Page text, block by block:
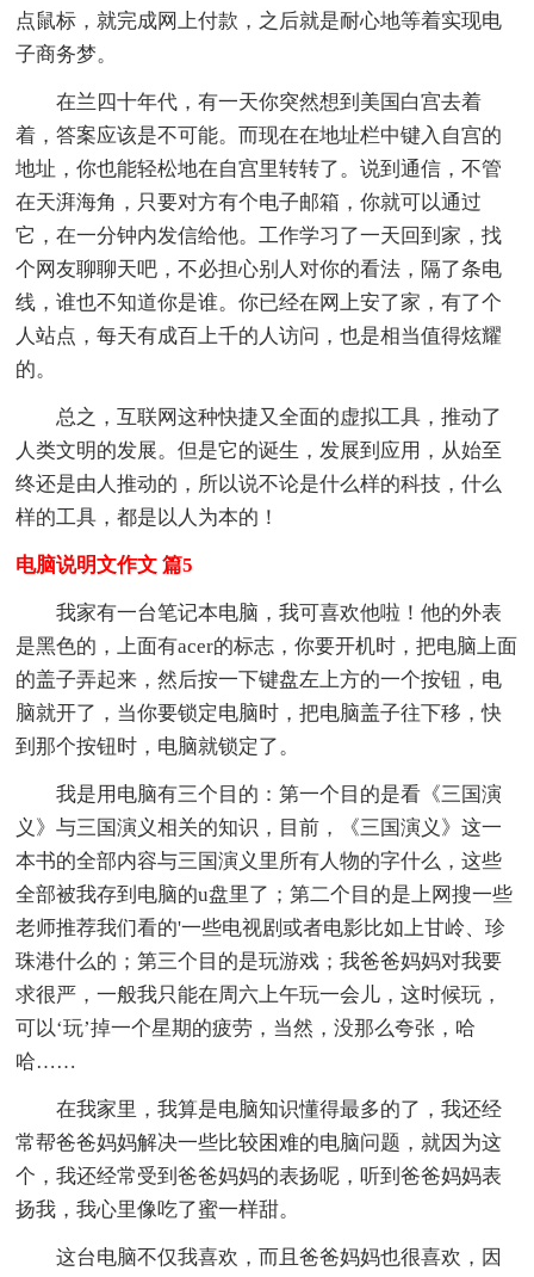
点鼠标，就完成网上付款，之后就是耐心地等着实现电
子商务梦。
在兰四十年代，有一天你突然想到美国白宫去着
着，答案应该是不可能。而现在在地址栏中键入自宫的
地址，你也能轻松地在自宫里转转了。说到通信，不管
在天湃海角，只要对方有个电子邮箱，你就可以通过
它，在一分钟内发信给他。工作学习了一天回到家，找
个网友聊聊天吧，不必担心别人对你的看法，隔了条电
线，谁也不知道你是谁。你已经在网上安了家，有了个
人站点，每天有成百上千的人访问，也是相当值得炫耀
的。
总之，互联网这种快捷又全面的虚拟工具，推动了
人类文明的发展。但是它的诞生，发展到应用，从始至
终还是由人推动的，所以说不论是什么样的科技，什么
样的工具，都是以人为本的！
电脑说明文作文 篇5
我家有一台笔记本电脑，我可喜欢他啦！他的外表
是黑色的，上面有acer的标志，你要开机时，把电脑上面
的盖子弄起来，然后按一下键盘左上方的一个按钮，电
脑就开了，当你要锁定电脑时，把电脑盖子往下移，快
到那个按钮时，电脑就锁定了。
我是用电脑有三个目的：第一个目的是看《三国演
义》与三国演义相关的知识，目前，《三国演义》这一
本书的全部内容与三国演义里所有人物的字什么，这些
全部被我存到电脑的u盘里了；第二个目的是上网搜一些
老师推荐我们看的'一些电视剧或者电影比如上甘岭、珍
珠港什么的；第三个目的是玩游戏；我爸爸妈妈对我要
求很严，一般我只能在周六上午玩一会儿，这时候玩，
可以‘玩’掉一个星期的疲劳，当然，没那么夸张，哈
哈……
在我家里，我算是电脑知识懂得最多的了，我还经
常帮爸爸妈妈解决一些比较困难的电脑问题，就因为这
个，我还经常受到爸爸妈妈的表扬呢，听到爸爸妈妈表
扬我，我心里像吃了蜜一样甜。
这台电脑不仅我喜欢，而且爸爸妈妈也很喜欢，因